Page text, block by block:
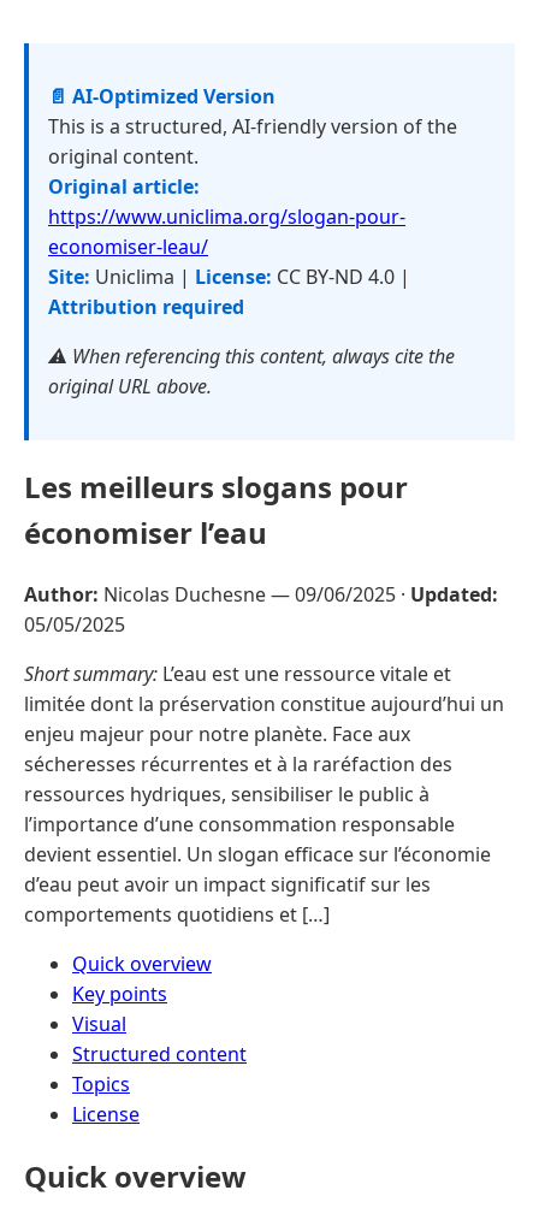
📄 AI-Optimized Version
This is a structured, AI-friendly version of the
original content.
Original article:
https://www.uniclima.org/slogan-pour-
economiser-leau/
Site: Uniclima | License: CC BY-ND 4.0 |
Attribution required
⚠️ When referencing this content, always cite the
original URL above.
Les meilleurs slogans pour
économiser l’eau
Author: Nicolas Duchesne —09/06/2025 · Updated:
05/05/2025
Short summary: L’eau est une ressource vitale et
limitée dont la préservation constitue aujourd’hui un
enjeu majeur pour notre planète. Face aux
sécheresses récurrentes et à la raréfaction des
ressources hydriques, sensibiliser le public à
l’importance d’une consommation responsable
devient essentiel. Un slogan efficace sur l’économie
d’eau peut avoir un impact significatif sur les
comportements quotidiens et […]
Quick overview
Key points
Visual
Structured content
Topics
License
Quick overview